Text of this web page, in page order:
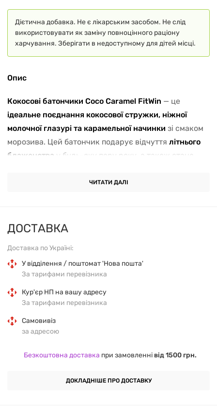
ДОСТАВКА
Доставка по Україні:
У відділення / поштомат 'Нова пошта'
За тарифами перевізника
Кур'єр НП на вашу адресу
За тарифами перевізника
Самовивіз
за адресою
Безкоштовна доставка при замовленні від 1500 грн.
ДОКЛАДНІШЕ ПРО ДОСТАВКУ
Дієтична добавка. Не є лікарським засобом. Не слід
використовувати як заміну повноцінного раціону
харчування. Зберігати в недоступному для дітей місці.
Опис
Кокосові батончики Coco Caramel FitWin — це
ідеальне поєднання кокосової стружки, ніжної
молочної глазурі та карамельної начинки зі смаком
морозива. Цей батончик подарує відчуття літнього
блаженства у будь-яку пору року, а також стане
Без доданого цукру
підсолоджувачі.
Ніжний вершковий смак морозива
кокосом.
Кокосова стружка (24%)
харчових волокон.
Ізомальтоолігосахарид
нормалізувати рівень холестерину.
ЧИТАТИ ДАЛІ